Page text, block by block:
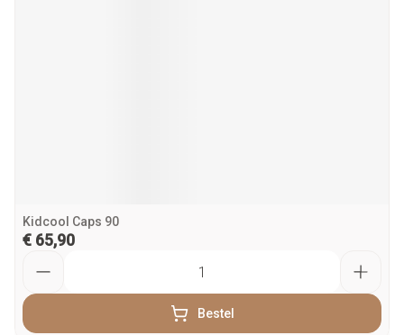
Kidcool Caps 90
€ 65,90
Bestel